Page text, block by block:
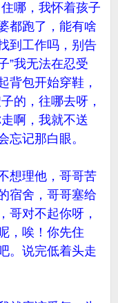
哪，我怀着孩子
都跑了，能有啥
到工作吗，别告
”我无法在忍受
背包开始穿鞋，
的，往哪去呀，
啊，我就不送
忘记那白眼。
理他，哥哥苦
宿舍，哥哥塞给
哥对不起你呀，
，唉！你先住
。说完低着头走